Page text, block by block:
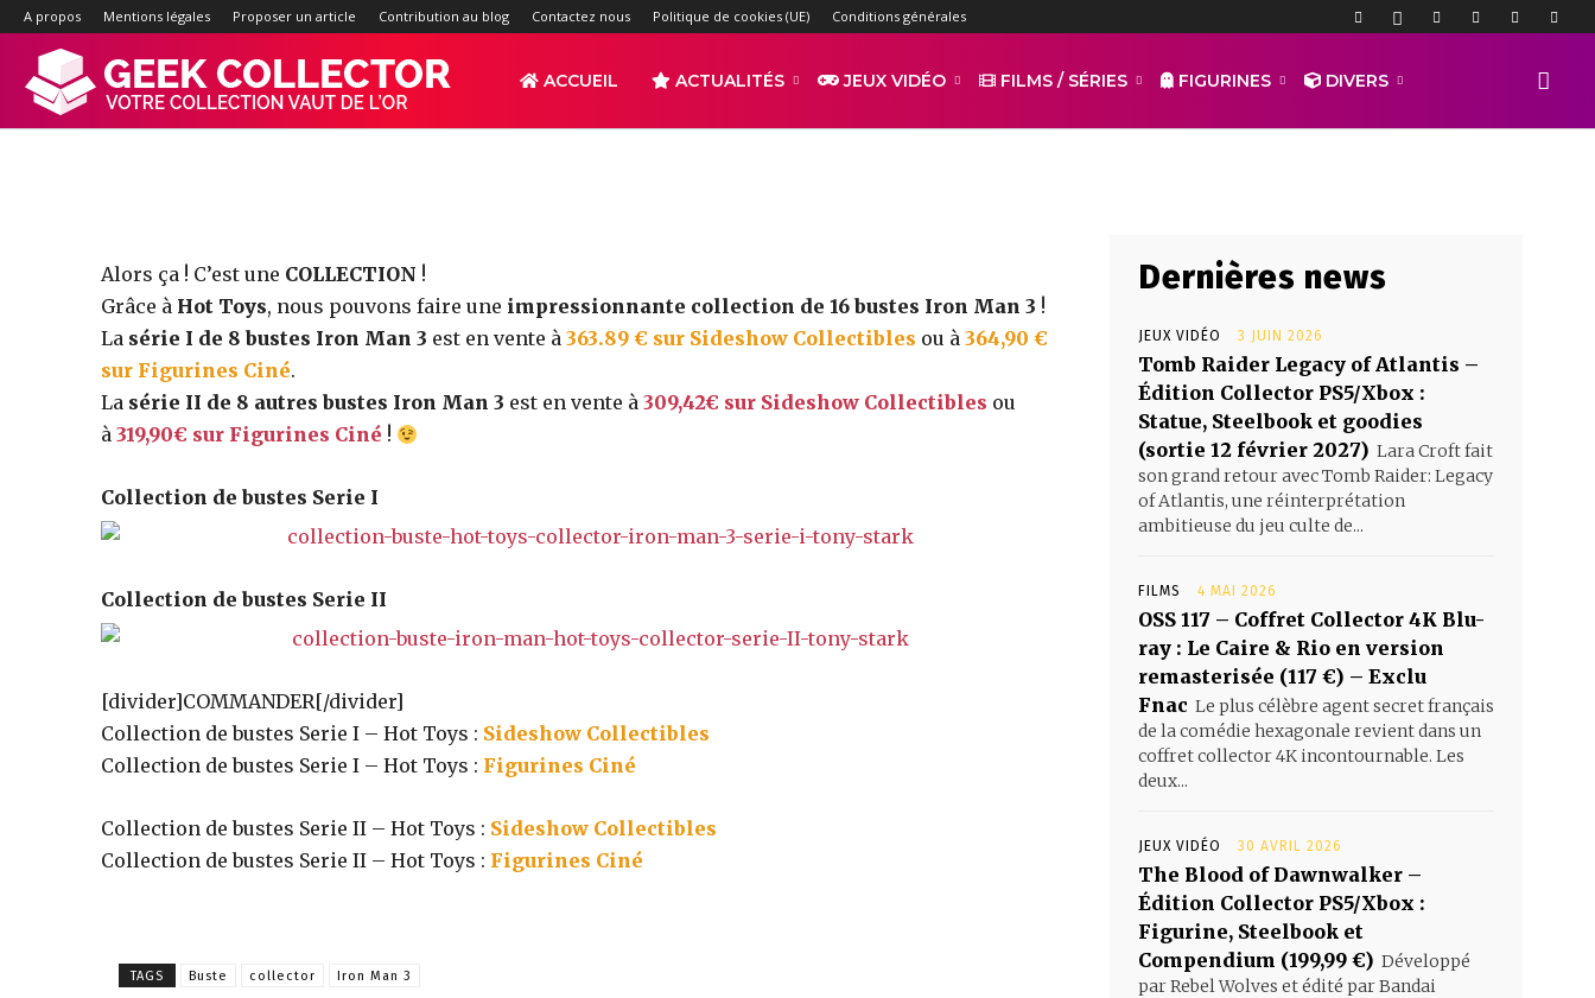
A propos Mentions légales Proposer un article Contribution au blog Contactez nous Politique de cookies (UE) Conditions générales
éditions
collector,
steelbook,
ACCUEIL ACTUALITÉS JEUX VIDÉO FILMS / SÉRIES FIGURINES DIVERS
La collection de bustes Iron Man 3 – Hot Toys
par TAQUITOTV - 2108 0
Alors ça ! C’est une COLLECTION !
Grâce à Hot Toys, nous pouvons faire une impressionnante collection de 16 bustes Iron Man 3 !
La série I de 8 bustes Iron Man 3 est en vente à 363.89 € sur Sideshow Collectibles ou à 364,90 €
sur Figurines Ciné.
La série II de 8 autres bustes Iron Man 3 est en vente à 309,42€ sur Sideshow Collectibles ou
à 319,90€ sur Figurines Ciné !
Collection de bustes Serie I
Collection de bustes Serie II
[divider]COMMANDER[/divider]
Collection de bustes Serie I – Hot Toys : Sideshow Collectibles
Collection de bustes Serie I – Hot Toys : Figurines Ciné
Collection de bustes Serie II – Hot Toys : Sideshow Collectibles
Collection de bustes Serie II – Hot Toys : Figurines Ciné
TAGS Buste collector Iron Man 3
Dernières news
JEUX VIDÉO 3 JUIN 2026
Tomb Raider Legacy of Atlantis –
Édition Collector PS5/Xbox :
Statue, Steelbook et goodies
(sortie 12 février 2027) Lara Croft fait
son grand retour avec Tomb Raider: Legacy
of Atlantis, une réinterprétation
ambitieuse du jeu culte de...
FILMS 4 MAI 2026
OSS 117 – Coffret Collector 4K Blu-
ray : Le Caire & Rio en version
remasterisée (117 €) – Exclu
Fnac Le plus célèbre agent secret français
de la comédie hexagonale revient dans un
coffret collector 4K incontournable. Les
deux...
JEUX VIDÉO 30 AVRIL 2026
The Blood of Dawnwalker –
Édition Collector PS5/Xbox :
Figurine, Steelbook et
Compendium (199,99 €) Développé
par Rebel Wolves et édité par Bandai